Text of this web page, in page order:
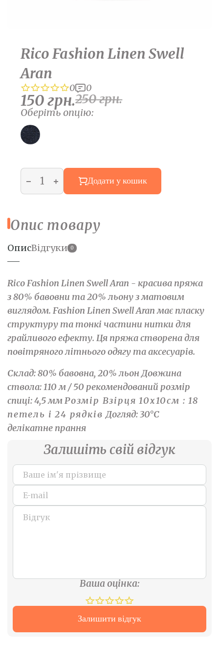
Rico Fashion Linen Swell
Aran
0 0
150грн.250грн.
Оберіть опцію:
Додати у кошик
Опис товару
ОписВідгуки 0
Rico Fashion Linen Swell Aran - красива пряжа
з 80% бавовни та 20% льону з матовим
виглядом. Fashion Linen Swell Aran має пласку
структуру та тонкі частини нитки для
грайливого ефекту. Ця пряжа створена для
повітряного літнього одягу та аксесуарів.
Склад: 80% бавовна, 20% льон Довжина
ствола: 110 м / 50 рекомендований розмір
спиці: 4,5 ммРозмір Взірця 10х10см : 18
петель і 24 рядківДогляд: 30°C
делікатне прання
Залишіть свій відгук
Ваша оцінка:
Залишити відгук